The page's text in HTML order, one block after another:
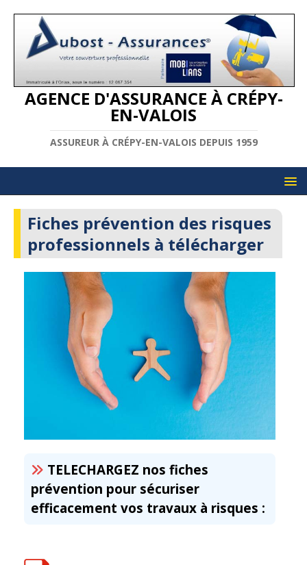
AGENCE D'ASSURANCE À CRÉPY-
EN-VALOIS
ASSUREUR À CRÉPY-EN-VALOIS DEPUIS 1959
Fiches prévention des risques
professionnels à télécharger
TELECHARGEZ nos fiches
prévention pour sécuriser
efficacement vos travaux à risques :